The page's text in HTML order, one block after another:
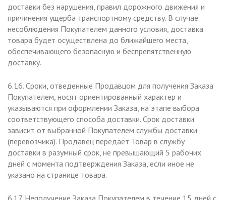
доставки без нарушения, правил дорожного движения и
причинения ущерба транспортному средству. В случае
несоблюдения Покупателем данного условия, доставка
товара будет осуществлена до ближайшего места,
обеспечивающего безопасную и беспрепятственную
доставку.
6.16. Сроки, отведенные Продавцом для получения Заказа
Покупателем, носят ориентированный характер и
указываются при оформлении Заказа, на этапе выбора
соответствующего способа доставки. Срок доставки
зависит от выбранной Покупателем службы доставки
(перевозчика). Продавец передаёт Товар в службу
доставки в разумный срок, не превышающий 5 рабочих
дней с момента подтверждения Заказа, если иное не
указано на странице товара.
6.17. Неполучение Заказа Покупателем в течение 15 дней с